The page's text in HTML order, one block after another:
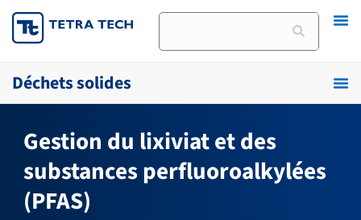
Skip
to
Rechercher
Déchets solides
Gestion du lixiviat et des
substances perfluoroalkylées
(PFAS)